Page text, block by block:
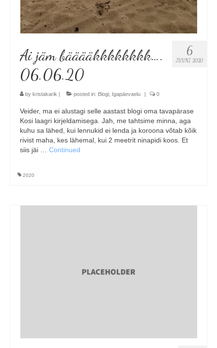
6
JUUNI 2020
Ai jäm bääääkkkkkkkk….
06.06.20
by kristakarik | posted in: Blogi Igapäevaelu | 0
Veider, ma ei alustagi selle aastast blogi oma tavapärase
Kosi laagri kirjeldamisega. Jah, me tahtsime minna, aga
kuhu sa lähed, kui lennukid ei lenda ja koroona võtab kõik
rivist maha, kes lähemal, kui 2 meetrit ninapidi koos. Et
siis jäi … Continued
2020